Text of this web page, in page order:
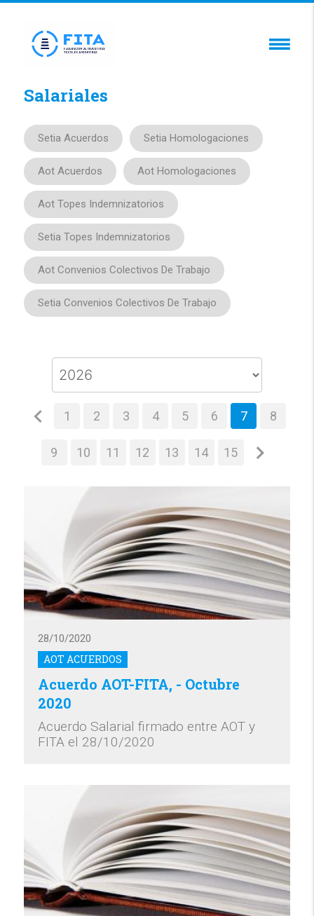
Salariales
Setia Acuerdos Setia Homologaciones
Aot Acuerdos Aot Homologaciones
Aot Topes Indemnizatorios
Setia Topes Indemnizatorios
Aot Convenios Colectivos De Trabajo
Setia Convenios Colectivos De Trabajo
1 2 3 4 5 6 7 8
9 10 11 12 13 14 15
AOT ACUERDOS
28/10/2020
Acuerdo AOT-FITA, - Octubre
2020
Acuerdo Salarial firmado entre AOT y
FITA el 28/10/2020